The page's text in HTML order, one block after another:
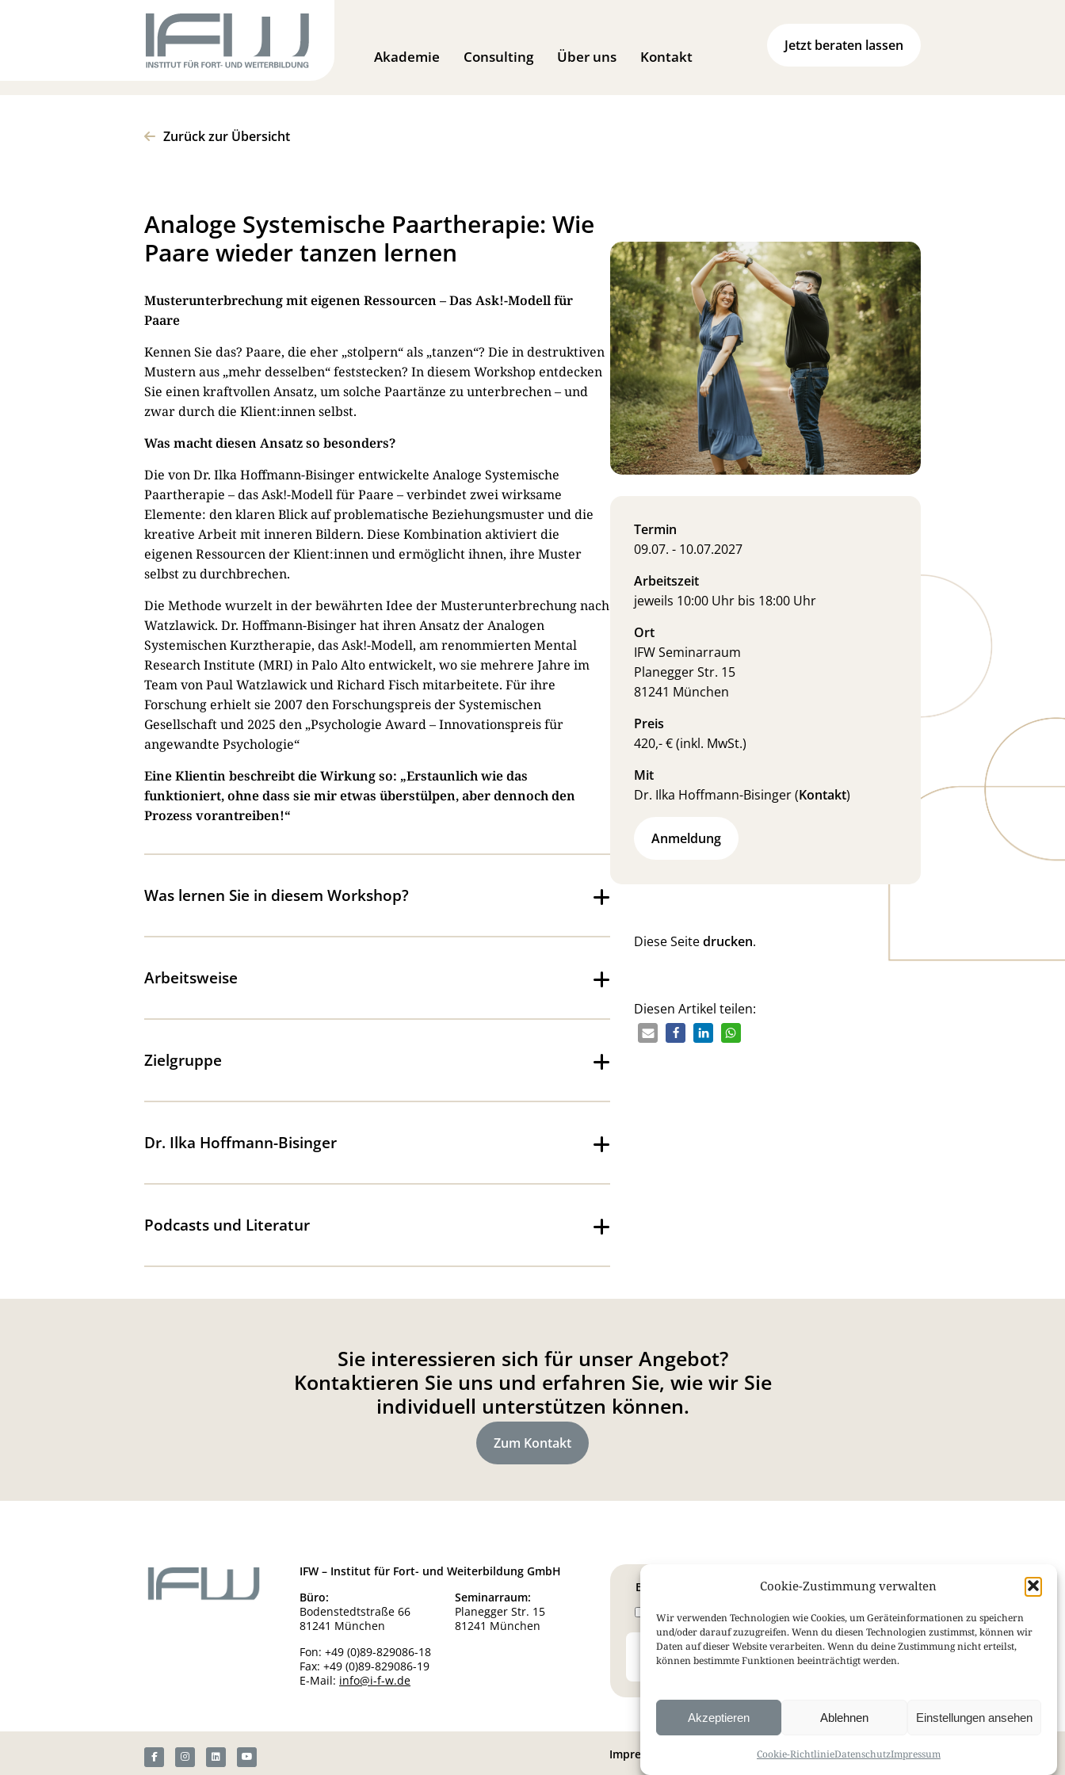
Cookie-Zustimmung verwalten
Wir verwenden Technologien wie Cookies, um Geräteinformationen zu speichern
und/oder darauf zuzugreifen. Wenn du diesen Technologien zustimmst, können wir
Daten auf dieser Website verarbeiten. Wenn du deine Zustimmung nicht erteilst,
können bestimmte Funktionen beeinträchtigt werden.
Akzeptieren Ablehnen Einstellungen ansehen
Cookie-RichtlinieDatenschutzImpressum
Akademie Consulting Über uns Kontakt
Jetzt beraten lassen
Zurück zur Übersicht
Analoge Systemische Paartherapie: Wie
Paare wieder tanzen lernen
Musterunterbrechung mit eigenen Ressourcen – Das Ask!-Modell für
Paare
Kennen Sie das? Paare, die eher „stolpern“ als „tanzen“? Die in destruktiven
Mustern aus „mehr desselben“ feststecken? In diesem Workshop entdecken
Sie einen kraftvollen Ansatz, um solche Paartänze zu unterbrechen – und
zwar durch die Klient:innen selbst.
Was macht diesen Ansatz so besonders?
Die von Dr. Ilka Hoffmann-Bisinger entwickelte Analoge Systemische
Paartherapie – das Ask!-Modell für Paare – verbindet zwei wirksame
Elemente: den klaren Blick auf problematische Beziehungsmuster und die
kreative Arbeit mit inneren Bildern. Diese Kombination aktiviert die
eigenen Ressourcen der Klient:innen und ermöglicht ihnen, ihre Muster
selbst zu durchbrechen.
Die Methode wurzelt in der bewährten Idee der Musterunterbrechung nach
Watzlawick. Dr. Hoffmann-Bisinger hat ihren Ansatz der Analogen
Systemischen Kurztherapie, das Ask!-Modell, am renommierten Mental
Research Institute (MRI) in Palo Alto entwickelt, wo sie mehrere Jahre im
Team von Paul Watzlawick und Richard Fisch mitarbeitete. Für ihre
Forschung erhielt sie 2007 den Forschungspreis der Systemischen
Gesellschaft und 2025 den „Psychologie Award – Innovationspreis für
angewandte Psychologie“
Eine Klientin beschreibt die Wirkung so: „Erstaunlich wie das
funktioniert, ohne dass sie mir etwas überstülpen, aber dennoch den
Prozess vorantreiben!“
Was lernen Sie in diesem Workshop?
Arbeitsweise
Zielgruppe
Dr. Ilka Hoffmann-Bisinger
Podcasts und Literatur
Termin
09.07. - 10.07.2027
Arbeitszeit
jeweils 10:00 Uhr bis 18:00 Uhr
Ort
IFW Seminarraum
Planegger Str. 15
81241 München
Preis
420,- € (inkl. MwSt.)
Mit
Dr. Ilka Hoffmann-Bisinger (Kontakt)
Anmeldung
Diese Seitedrucken.
Diesen Artikel teilen:
Sie interessieren sich für unser Angebot?
Kontaktieren Sie uns und erfahren Sie, wie wir Sie
individuell unterstützen können.
Zum Kontakt
IFW – Institut für Fort- und Weiterbildung GmbH
Büro:
Bodenstedtstraße 66
81241 München
Fon: +49 (0)89-829086-18
Fax: +49 (0)89-829086-19
E-Mail: info@i-f-w.de
Seminarraum:
Planegger Str. 15
81241 München
Bleiben Sie informiert mit unseren Newslettern:
Therapie Newsletter
Coaching Newsletter
Impressum AGB Cookie-Richtlinie (EU)